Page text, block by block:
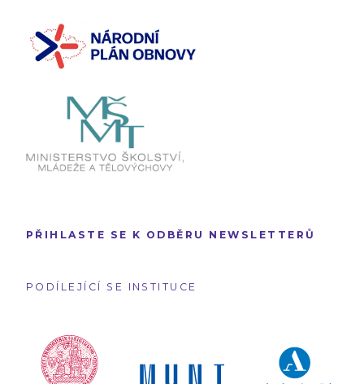
PŘIHLASTE SE K ODBĚRU NEWSLETTERŮ
PODÍLEJÍCÍ SE INSTITUCE